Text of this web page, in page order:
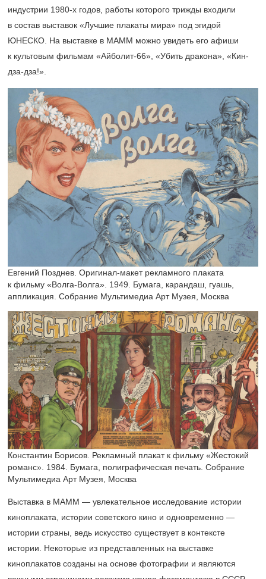
индустрии 1980-х годов, работы которого трижды входили
в состав выставок «Лучшие плакаты мира» под эгидой
ЮНЕСКО. На выставке в МАММ можно увидеть его афиши
к культовым фильмам «Айболит-66», «Убить дракона», «Кин-
дза-дза!».
Евгений Позднев. Оригинал-макет рекламного плаката
к фильму «Волга-Волга». 1949. Бумага, карандаш, гуашь,
аппликация. Собрание Мультимедиа Арт Музея, Москва
Константин Борисов. Рекламный плакат к фильму «Жестокий
романс». 1984. Бумага, полиграфическая печать. Собрание
Мультимедиа Арт Музея, Москва
Выставка в МАММ — увлекательное исследование истории
киноплаката, истории советского кино и одновременно —
истории страны, ведь искусство существует в контексте
истории. Некоторые из представленных на выставке
киноплакатов созданы на основе фотографии и являются